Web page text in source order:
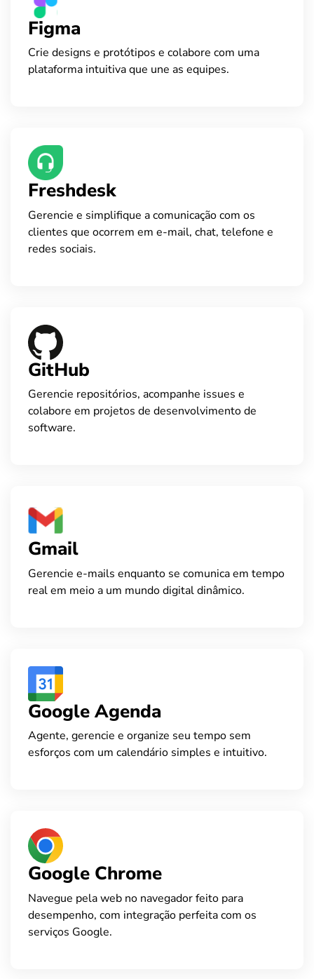
Figma
Crie designs e protótipos e colabore com uma
plataforma intuitiva que une as equipes.
Freshdesk
Gerencie e simplifique a comunicação com os
clientes que ocorrem em e-mail, chat, telefone e
redes sociais.
GitHub
Gerencie repositórios, acompanhe issues e
colabore em projetos de desenvolvimento de
software.
Gmail
Gerencie e-mails enquanto se comunica em tempo
real em meio a um mundo digital dinâmico.
Google Agenda
Agente, gerencie e organize seu tempo sem
esforços com um calendário simples e intuitivo.
Google Chrome
Navegue pela web no navegador feito para
desempenho, com integração perfeita com os
serviços Google.